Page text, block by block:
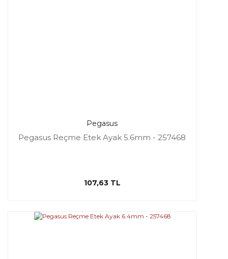
Pegasus
Pegasus Reçme Etek Ayak 5.6mm - 257468
107,63 TL